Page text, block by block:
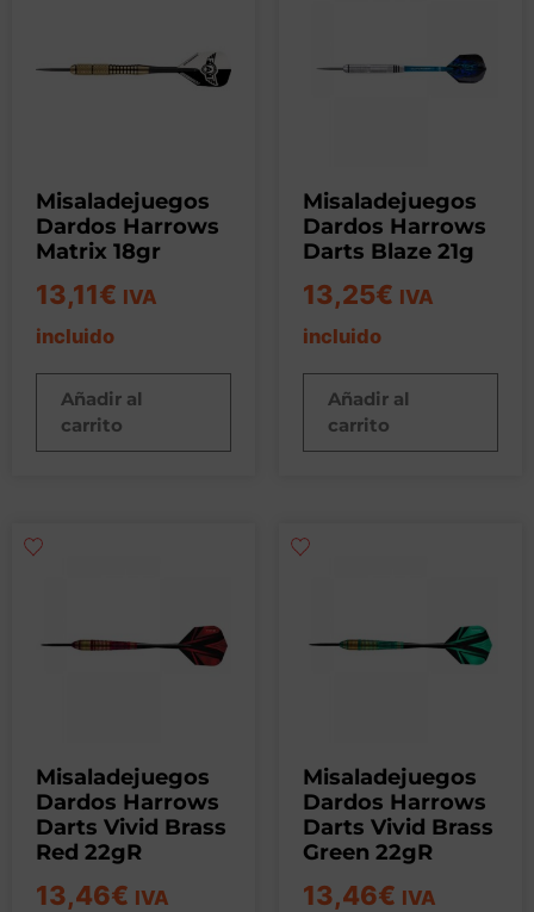
Misaladejuegos
Dardos Harrows
Matrix 18gr
13,11€ IVA
incluido
Añadir al
carrito
Misaladejuegos
Dardos Harrows
Darts Blaze 21g
13,25€ IVA
incluido
Añadir al
carrito
Misaladejuegos
Dardos Harrows
Darts Vivid Brass
Red 22gR
13,46€ IVA
Misaladejuegos
Dardos Harrows
Darts Vivid Brass
Green 22gR
13,46€ IVA